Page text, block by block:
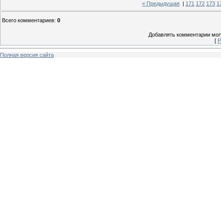
« Предыдущая 171 172 173
Всего комментариев: 0
Добавлять комментарии
[
Полная версия сайта